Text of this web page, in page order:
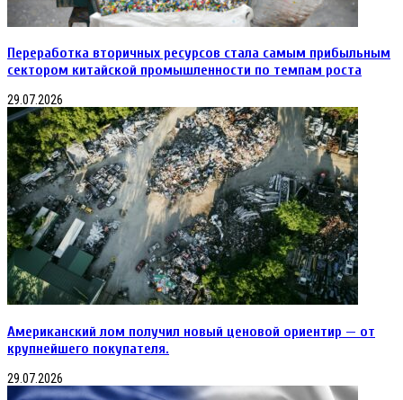
Переработка вторичных ресурсов стала самым прибыльным
сектором китайской промышленности по темпам роста
29.07.2026
Американский лом получил новый ценовой ориентир — от
крупнейшего покупателя.
29.07.2026